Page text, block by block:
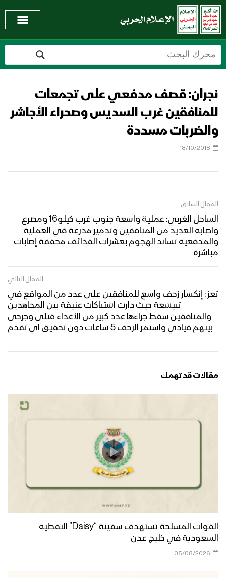
نجران: قصف مدفعي على تجمعات
للمنافقين غرب السديس وصحراء الأجاشر
والضربات مسددة
18/10/2018
المقال السابق
الساحل الغربي: عملية واسعة جنوب غرب كيلو16 ومصرع
واصابة العديد من المنافقين وتدمير مدرعة في العملية
والمدفعية تساند الهجوم بعشرات القذائف محققة إصابات
مباشرة
المقال التالي
تعز : إنكسار زحف واسع للمنافقين على عدد من المواقع في
تبيشعة حيث دارت اشتباكات عنيفة بين المجاهدين
والمنافقين سقط جراءها عدد كبير من الأعداء قتلى وجرحى
بينهم قيادي واستمر الزحف 5 ساعات دون تحقيق اي تقدم
مقالات قد تهمك
القوات المسلحة تستهدف سفينة “Daisy” النفطية
السعودية في خليج عدن
05/08/2026